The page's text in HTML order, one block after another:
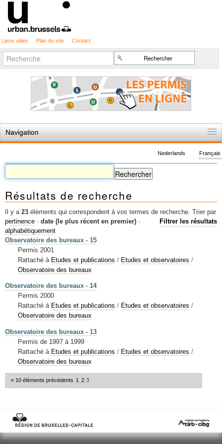
Liens utiles Plan du site Contact
Chercher par
Recherche
avancée…
Navigation
Règles du jeu
Permis d'urbanisme
Cartographie
Etudes et publications
Mots-clés
Renseignements urbanistiques
Français
Nederlands
Résultats de recherche
Il y a 23 éléments qui correspondent à vos termes de recherche.
Filtrer les résultats
Trier par
pertinence · date (le plus récent en premier) ·
alphabétiquement
Observatoire des bureaux - 15
Permis 2001
Rattaché à Etudes et publications / Etudes et observatoires /
Observatoire des bureaux
Observatoire des bureaux - 14
Permis 2000
Rattaché à Etudes et publications / Etudes et observatoires /
Observatoire des bureaux
Observatoire des bureaux - 13
Permis de 1997 à 1999
Rattaché à Etudes et publications / Etudes et observatoires /
Observatoire des bureaux
« 10 éléments précédents 1 2 3